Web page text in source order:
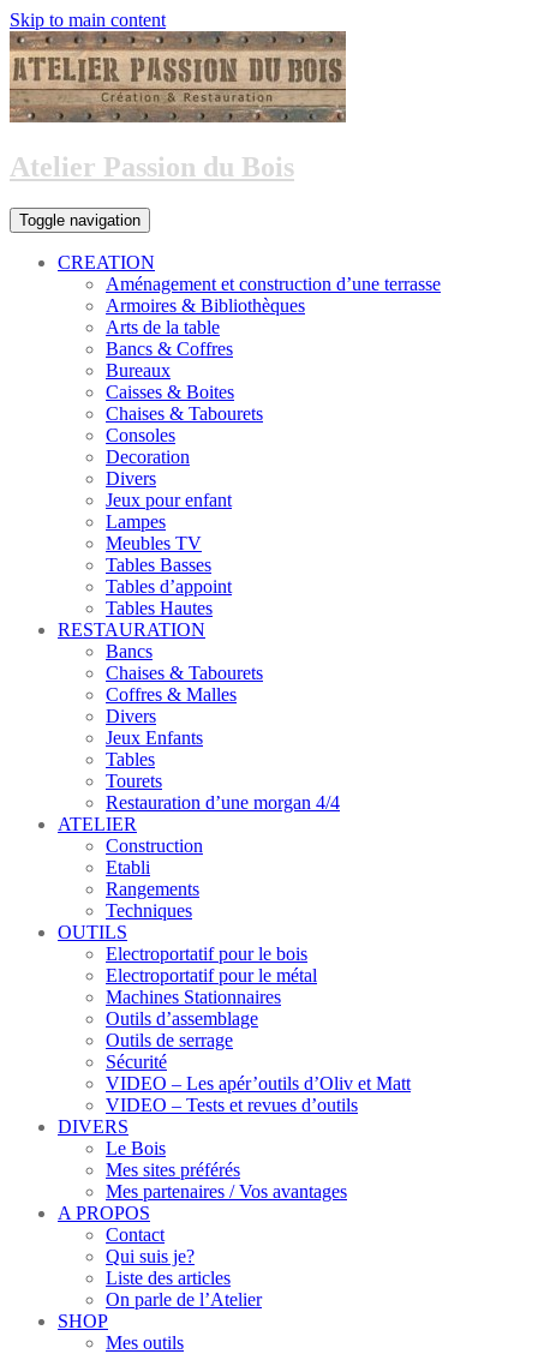
Skip to main content
Atelier Passion du Bois
Toggle navigation
CREATION
Aménagement et construction d’une terrasse
Armoires & Bibliothèques
Arts de la table
Bancs & Coffres
Bureaux
Caisses & Boites
Chaises & Tabourets
Consoles
Decoration
Divers
Jeux pour enfant
Lampes
Meubles TV
Tables Basses
Tables d’appoint
Tables Hautes
RESTAURATION
Bancs
Chaises & Tabourets
Coffres & Malles
Divers
Jeux Enfants
Tables
Tourets
Restauration d’une morgan 4/4
ATELIER
Construction
Etabli
Rangements
Techniques
OUTILS
Electroportatif pour le bois
Electroportatif pour le métal
Machines Stationnaires
Outils d’assemblage
Outils de serrage
Sécurité
VIDEO – Les apér’outils d’Oliv et Matt
VIDEO – Tests et revues d’outils
DIVERS
Le Bois
Mes sites préférés
Mes partenaires / Vos avantages
A PROPOS
Contact
Qui suis je?
Liste des articles
On parle de l’Atelier
SHOP
Mes outils